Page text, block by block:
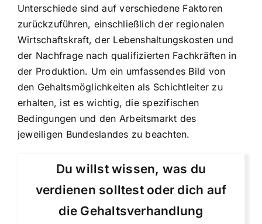
Unterschiede sind auf verschiedene Faktoren
zurückzuführen, einschließlich der regionalen
Wirtschaftskraft, der Lebenshaltungskosten und
der Nachfrage nach qualifizierten Fachkräften in
der Produktion. Um ein umfassendes Bild von
den Gehaltsmöglichkeiten als Schichtleiter zu
erhalten, ist es wichtig, die spezifischen
Bedingungen und den Arbeitsmarkt des
jeweiligen Bundeslandes zu beachten.
Du willst wissen, was du
verdienen solltest oder dich auf
die Gehaltsverhandlung